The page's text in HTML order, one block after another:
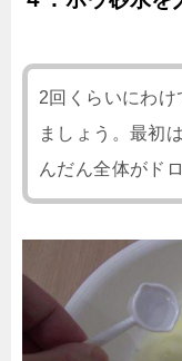
2回くらいにわ
ましょう。最初
んだん全体がド